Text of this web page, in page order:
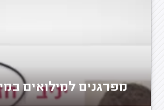
מפרגנים למילואים